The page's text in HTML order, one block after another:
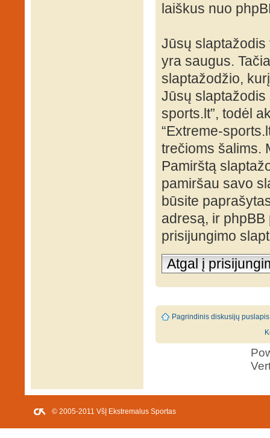
laiškus nuo
Jūsų
yra saugus.
slaptažodžio,
Jūsų slaptažodis
sports.lt”, todėl
“Extreme-
trečioms šalims.
Pamirštą
pamiršau savo
būsite
adresą, ir
prisijungimo
Atgal į
Pagrindinis diskusijų puslapis
© 2005-2011 VšĮ Ekstremalus Sportas